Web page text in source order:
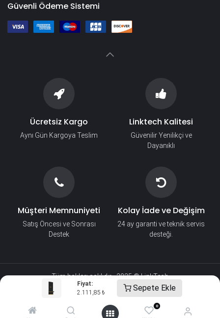
Fiyat:
2.111,85 ₺ Sepete Ekle
0
Güvenli Ödeme Sistemi
Ücretsiz Kargo
Aynı Gün Kargoya Teslim
Linktech Kalitesi
Güvenilir Yenilikçi ve
Dayanıklı
Müşteri Memnuniyeti
Satış Öncesi ve Sonrası
Destek
Kolay İade ve Değişim
24 ay garanti ve teknik servis
desteği.
Tüm hakları saklıdır - 2025 © LinkTech​